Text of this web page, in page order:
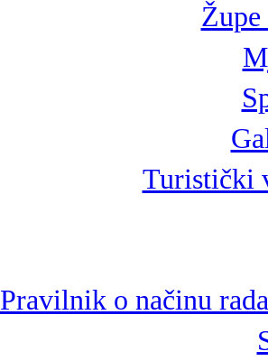
Turistički
Pravilnik o načinu